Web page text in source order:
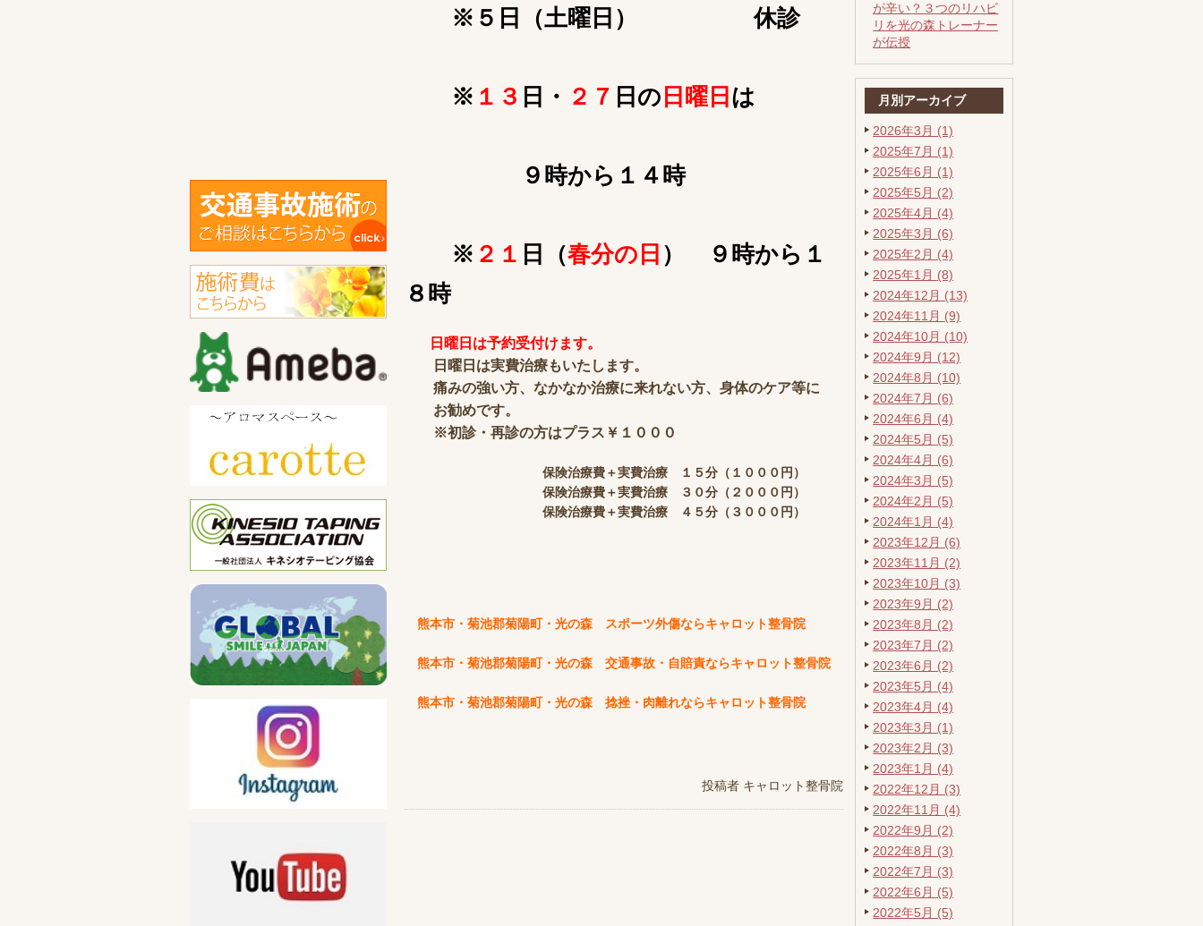
※５日（土曜日） 休診
※ １３ 日・ ２７ 日の 日曜日 は
９時から１４時
※ ２１ 日（春分の日 ） ９時から１
８時
日曜日は予約受付けます。
日曜日は実費治療もいたします。
痛みの強い方、なかなか治療に来れない方、身体のケア等に
お勧めです。
※初診・再診の方はプラス￥１０００
保険治療費＋実費治療 １５分（１０００円）
保険治療費＋実費治療 ３０分（２０００円）
保険治療費＋実費治療 ４５分（３０００円）
熊本市・菊池郡菊陽町・光の森 スポーツ外傷ならキャロット整骨院
熊本市・菊池郡菊陽町・光の森 交通事故・自賠責ならキャロット整骨院
熊本市・菊池郡菊陽町・光の森 捻挫・肉離れならキャロット整骨院
投稿者 キャロット整骨院
が辛い？３つのリハビ
リを光の森トレーナー
が伝授
月別アーカイブ
2026年3月 (1)
2025年7月 (1)
2025年6月 (1)
2025年5月 (2)
2025年4月 (4)
2025年3月 (6)
2025年2月 (4)
2025年1月 (8)
2024年12月 (13)
2024年11月 (9)
2024年10月 (10)
2024年9月 (12)
2024年8月 (10)
2024年7月 (6)
2024年6月 (4)
2024年5月 (5)
2024年4月 (6)
2024年3月 (5)
2024年2月 (5)
2024年1月 (4)
2023年12月 (6)
2023年11月 (2)
2023年10月 (3)
2023年9月 (2)
2023年8月 (2)
2023年7月 (2)
2023年6月 (2)
2023年5月 (4)
2023年4月 (4)
2023年3月 (1)
2023年2月 (3)
2023年1月 (4)
2022年12月 (3)
2022年11月 (4)
2022年9月 (2)
2022年8月 (3)
2022年7月 (3)
2022年6月 (5)
2022年5月 (5)